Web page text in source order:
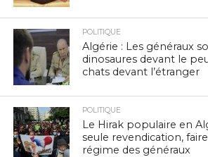
POLITIQUE
Algérie : Les généraux
dinosaures devant le
chats devant l’étranger
POLITIQUE
Le Hirak populaire en
seule revendication,
régime des généraux